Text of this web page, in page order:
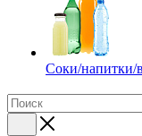
Соки/напитки/